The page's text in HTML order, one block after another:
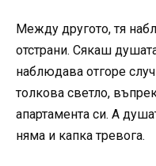
Между другото, тя
отстрани. Сякаш
наблюдава отгоре
толкова светло,
апартамента си. А
няма и капка тревога.